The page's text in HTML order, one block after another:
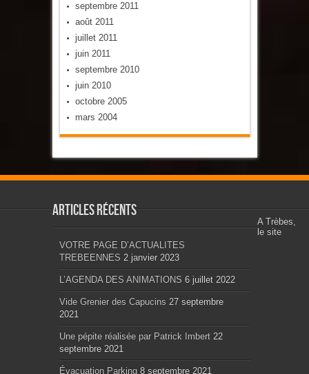
septembre 2011
août 2011
juillet 2011
juin 2011
septembre 2010
juin 2010
octobre 2005
mars 2004
Articles récents
VOTRE PAGE D’ACTUALITES
TREBEENNES 2 janvier 2023
L’AGENDA DES ANIMATIONS 6 juillet 2022
Vide Grenier des Capucins 27 septembre
2021
Une pépite réalisée par Patrick Imbert 22
septembre 2021
Évacuation Parking 8 septembre 2021
A Trèbes,
le site